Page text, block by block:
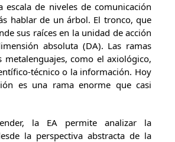
escala de niveles de comunicación
hablar de un árbol. El tronco, que
sus raíces en la unidad de acción
absoluta (DA). Las ramas
metalenguajes, como el axiológico,
técnico o la información. Hoy
es una rama enorme que casi
la EA permite analizar la
la perspectiva abstracta de la